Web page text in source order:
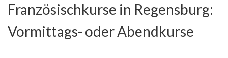
Französischkurse in Regensburg:
Vormittags- oder Abendkurse